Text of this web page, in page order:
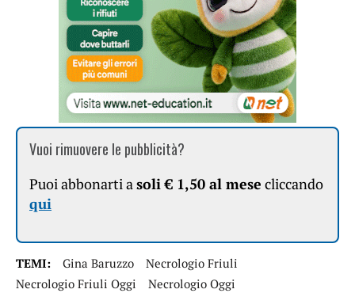
Vuoi rimuovere le pubblicità?
Puoi abbonarti asoli € 1,50 al mese cliccando
qui
TEMI: Gina Baruzzo
Necrologio Friuli
Necrologio Friuli Oggi
Necrologio Oggi